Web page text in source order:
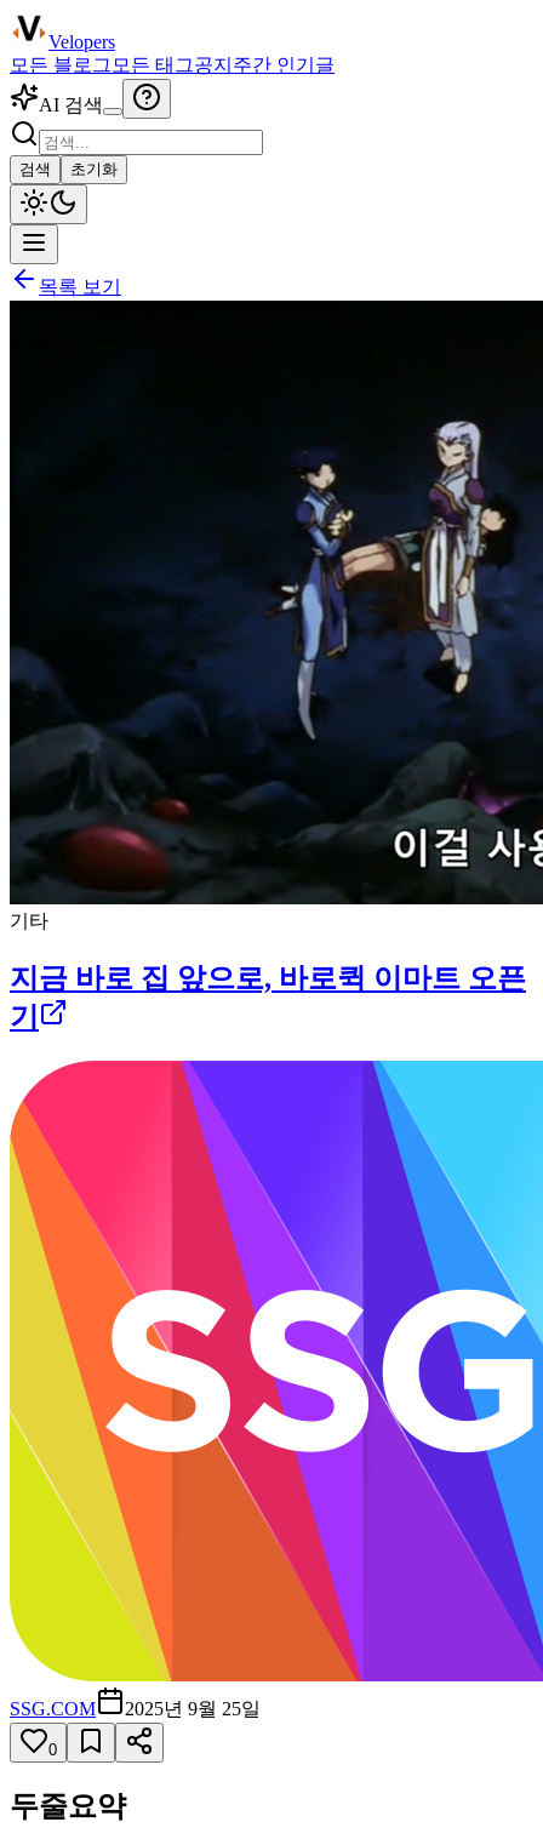
Velopers
모든 블로그 모든 태그공지 주간 인기글
AI 검색
검색 초기화
목록 보기
기타
지금 바로 집 앞으로, 바로퀵 이마트 오픈
기
SSG.COM 2025년 9월 25일
0
두줄요약